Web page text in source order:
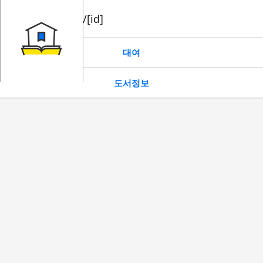
book/rent/[id]
대여
도서정보